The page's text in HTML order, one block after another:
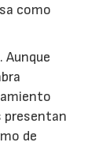
como
presentan
de